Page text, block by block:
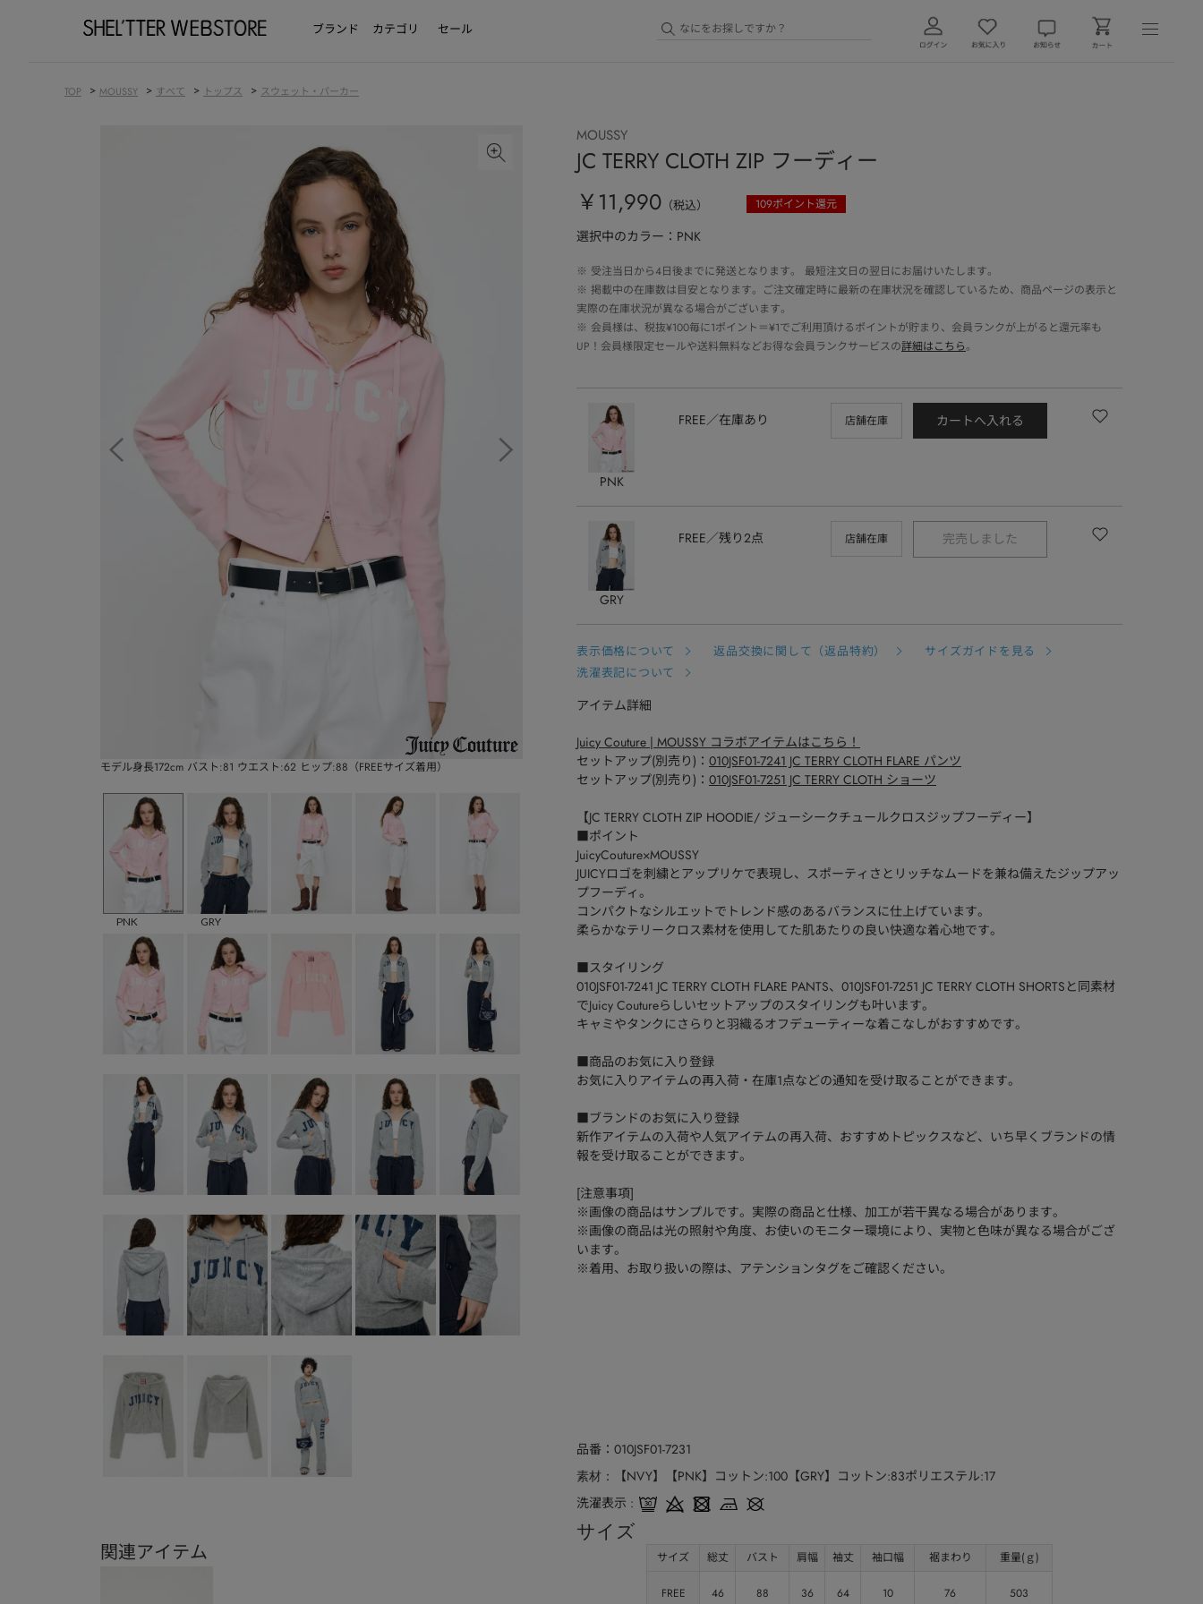
ブランド カテゴリ セール
TOP > MOUSSY > すべて > トップス > スウェット・パーカー
モデル身長172cm バスト:81 ウエスト:62 ヒップ:88（FREEサイズ着用）
PNK GRY
関連アイテム
MOUSSY
JC TERRY CLOTH ZIP フーディー
￥11,990 （税込） 109ポイント還元
選択中のカラー：PNK
※ 受注当日から4日後までに発送となります。 最短注文日の翌日にお届けいたします。
※ 掲載中の在庫数は目安となります。ご注文確定時に最新の在庫状況を確認しているため、商品ページの表示と
実際の在庫状況が異なる場合がございます。
※ 会員様は、税抜¥100毎に1ポイント＝¥1でご利用頂けるポイントが貯まり、会員ランクが上がると還元率も
UP！会員様限定セールや送料無料などお得な会員ランクサービスの詳細はこちら。
PNK
FREE 在庫あり 店舗在庫 カートへ入れる
GRY
FREE 残り2点 店舗在庫 完売しました
表示価格について 返品交換に関して（返品特約）
サイズガイドを見る
洗濯表記について
アイテム詳細
Juicy Couture | MOUSSY コラボアイテムはこちら！
セットアップ(別売り)： 010JSF01-7241 JC TERRY CLOTH FLARE パンツ
セットアップ(別売り)： 010JSF01-7251 JC TERRY CLOTH ショーツ
【JC TERRY CLOTH ZIP HOODIE/ ジューシークチュールクロスジップフーディー】
■ポイント
JuicyCouture×MOUSSY
JUICYロゴを刺繍とアップリケで表現し、スポーティさとリッチなムードを兼ね備えたジップアッ
プフーディ。
コンパクトなシルエットでトレンド感のあるバランスに仕上げています。
柔らかなテリークロス素材を使用してた肌あたりの良い快適な着心地です。
■スタイリング
010JSF01-7241 JC TERRY CLOTH FLARE PANTS、010JSF01-7251 JC TERRY CLOTH SHORTSと同素材
でJuicy Coutureらしいセットアップのスタイリングも叶います。
キャミやタンクにさらりと羽織るオフデューティーな着こなしがおすすめです。
■商品のお気に入り登録
お気に入りアイテムの再入荷・在庫1点などの通知を受け取ることができます。
■ブランドのお気に入り登録
新作アイテムの入荷や人気アイテムの再入荷、おすすめトピックスなど、いち早くブランドの情
報を受け取ることができます。
[注意事項]
※画像の商品はサンプルです。実際の商品と仕様、加工が若干異なる場合があります。
※画像の商品は光の照射や角度、お使いのモニター環境により、実物と色味が異なる場合がござ
います。
※着用、お取り扱いの際は、アテンションタグをご確認ください。
品番 010JSF01-7231
素材
【NVY】【PNK】コットン:100【GRY】コットン:83ポリエステル:17
洗濯表示
サイズ
サイズ 総丈 バスト 肩幅 袖丈 袖口幅 裾まわり 重量(ｇ)
FREE 46 88 36 64 10 76 503